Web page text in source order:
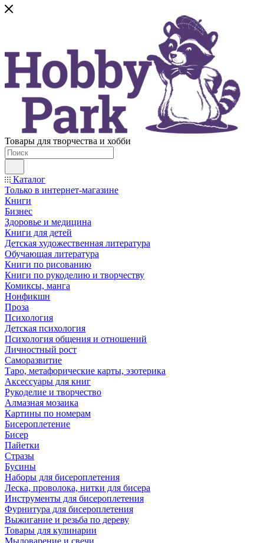
Товары для творчества и хобби
Каталог
Только в интернет-магазине
Книги
Бизнес
Здоровье и медицина
Книги для детей
Детская художественная литература
Обучающая литература
Книги по рисованию
Книги по рукоделию и творчеству
Комиксы, манга
Нонфикшн
Проза
Психология
Детская психология
Психология общения и отношений
Личностный рост
Саморазвитие
Таро, метафорические карты, эзотерика
Аксессуары для книг
Рукоделие и творчество
Алмазная мозаика
Картины по номерам
Бисероплетение
Бисер
Пайетки
Стразы
Бусины
Наборы для бисероплетения
Леска, проволока, нитки для бисера
Инструменты для бисероплетения
Фурнитура для бисероплетения
Выжигание и резьба по дереву
Товары для кулинарии
Мыловарение и свечи